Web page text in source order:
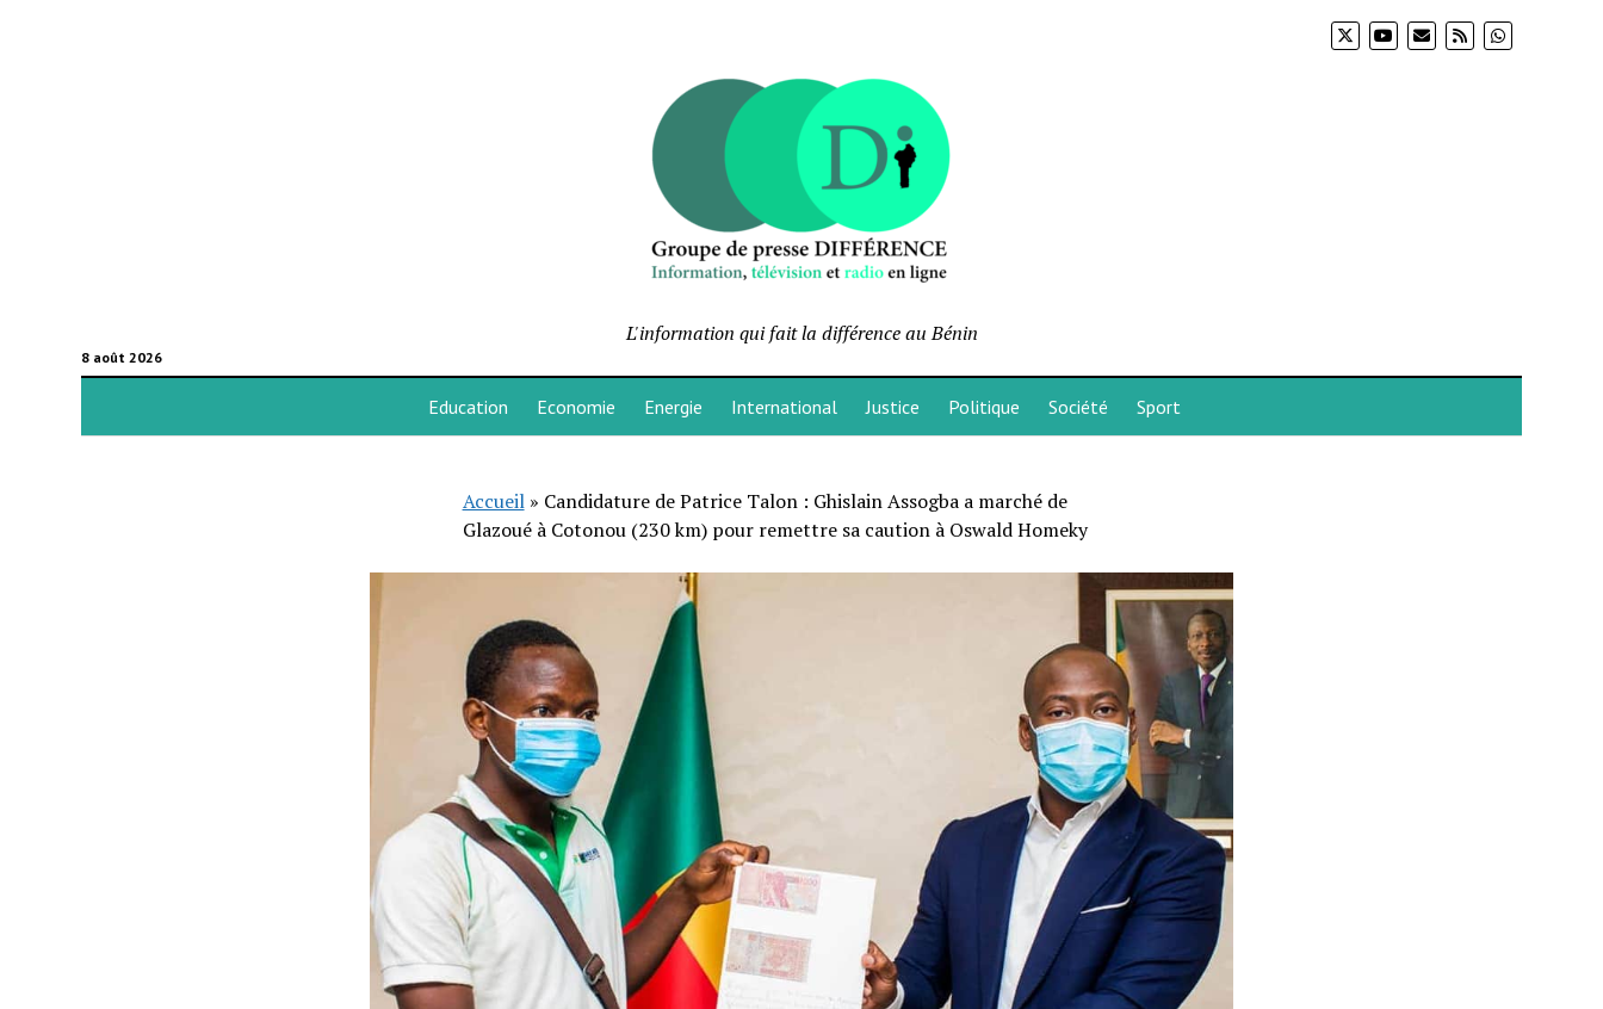
8 août 2026
L'information qui fait la différence au Bénin
Education Economie Energie International Justice Politique Société Sport
Accueil» Candidature de Patrice Talon : Ghislain Assogba a marché de
Glazoué à Cotonou (230 km) pour remettre sa caution à Oswald Homeky